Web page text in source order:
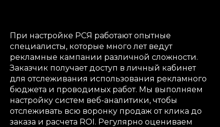
При настройке РСЯ работают опытные
специалисты, которые много лет ведут
рекламные кампании различной сложности.
Заказчик получает доступ в личный кабинет
для отслеживания использования рекламного
бюджета и проводимых работ. Мы выполняем
настройку систем веб-аналитики, чтобы
отслеживать всю воронку продаж от клика до
заказа и расчета ROI. Регулярно оцениваем